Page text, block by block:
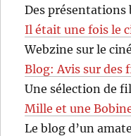
Des présentations
Il était une fois le
Webzine sur le
Blog: Avis sur des
Une sélection de
Mille et une
Le blog d’un